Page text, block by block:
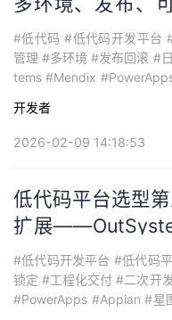
力”决定第二年成
#低代码 #低代码开发平台
管理 #多环境 #发布回滚 #
tems #Mendix
码，第一年体验都不差：页
但...
开发者
2026-02-09 14:18:53
低代码平台选型
扩展
pps / Appian
#低代码开发平台 #低代码
锁定 #工程化交付 #二次开
#PowerApps #Appian #星